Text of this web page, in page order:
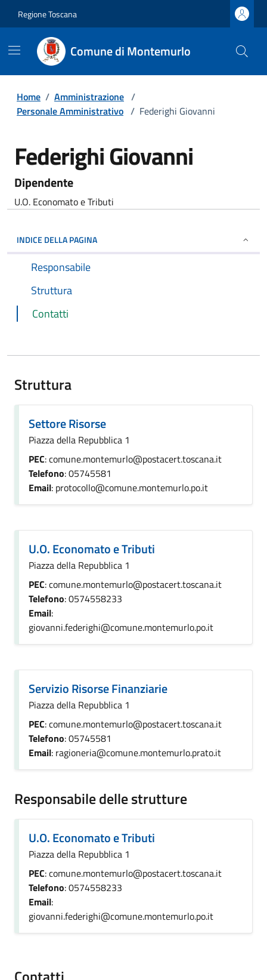
Regione Toscana
Comune di Montemurlo
Home / Amministrazione /
Personale Amministrativo / Federighi Giovanni
Federighi Giovanni
Dipendente
U.O. Economato e Tributi
INDICE DELLA PAGINA
Responsabile
Struttura
Contatti
Struttura
Settore Risorse
Piazza della Repubblica 1
PEC: comune.montemurlo@postacert.toscana.it
Telefono: 05745581
Email: protocollo@comune.montemurlo.po.it
U.O. Economato e Tributi
Piazza della Repubblica 1
PEC: comune.montemurlo@postacert.toscana.it
Telefono: 0574558233
Email:
giovanni.federighi@comune.montemurlo.po.it
Servizio Risorse Finanziarie
Piazza della Repubblica 1
PEC: comune.montemurlo@postacert.toscana.it
Telefono: 05745581
Email: ragioneria@comune.montemurlo.prato.it
Responsabile delle strutture
U.O. Economato e Tributi
Piazza della Repubblica 1
PEC: comune.montemurlo@postacert.toscana.it
Telefono: 0574558233
Email:
giovanni.federighi@comune.montemurlo.po.it